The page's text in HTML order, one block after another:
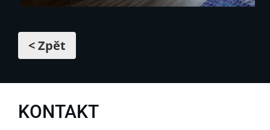
< Zpět
KONTAKT